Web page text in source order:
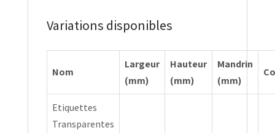
Variations disponibles
Nom
Largeur
(mm)
Hauteur
(mm)
Mandrin
(mm)
Etiquettes
Transparentes